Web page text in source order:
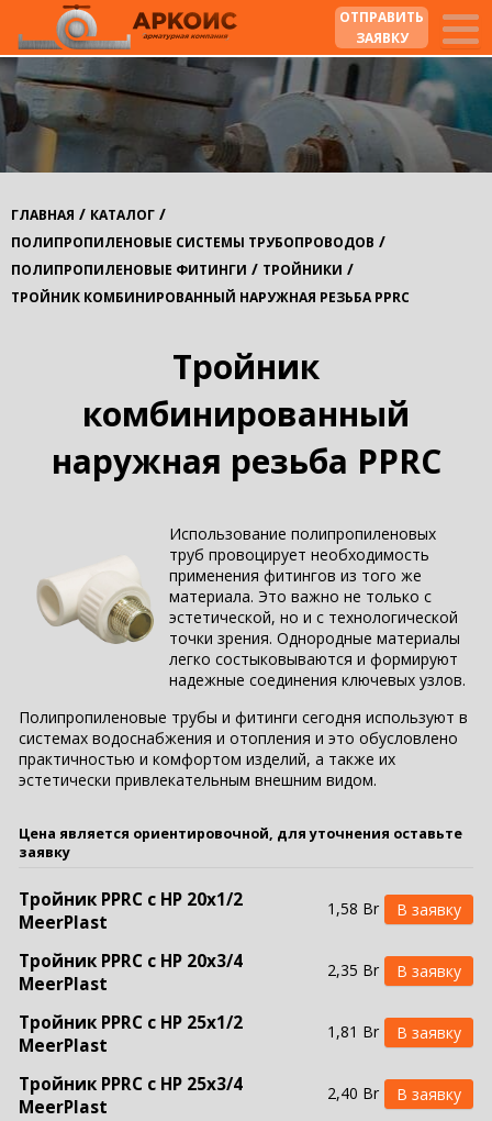
ОТПРАВИТЬ
ЗАЯВКУ
ГЛАВНАЯ / КАТАЛОГ /
ПОЛИПРОПИЛЕНОВЫЕ СИСТЕМЫ ТРУБОПРОВОДОВ /
ПОЛИПРОПИЛЕНОВЫЕ ФИТИНГИ / ТРОЙНИКИ /
ТРОЙНИК КОМБИНИРОВАННЫЙ НАРУЖНАЯ РЕЗЬБА PPRC
Тройник
комбинированный
наружная резьба PPRC
Использование полипропиленовых
труб провоцирует необходимость
применения фитингов из того же
материала. Это важно не только с
эстетической, но и с технологической
точки зрения. Однородные материалы
легко состыковываются и формируют
надежные соединения ключевых узлов.
Полипропиленовые трубы и фитинги сегодня используют в
системах водоснабжения и отопления и это обусловлено
практичностью и комфортом изделий, а также их
эстетически привлекательным внешним видом.
Цена является ориентировочной, для уточнения оставьте
заявку
Тройник PPRC с НР 20х1/2
MeerPlast
1,58 Br
Тройник PPRC с НР 20х3/4
MeerPlast
2,35 Br
Тройник PPRC с НР 25х1/2
MeerPlast
1,81 Br
Тройник PPRC с НР 25х3/4
MeerPlast
2,40 Br